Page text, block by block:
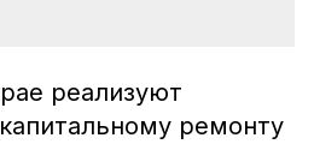
реализуют
ремонту